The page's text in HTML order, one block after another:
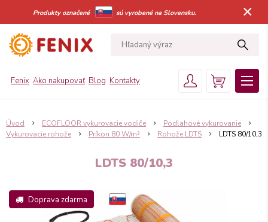
Produkty označené sú vyrobené na Slovensku. ×
Fenix Ako nakupovať Blog Kontakty
Úvod ECOFLOOR vykurovacie vodiče
Podlahové vykurovanie
Vykurovacie rohože
Príkon 80 W/m² Rohože LDTS LDTS 80/10,3
LDTS 80/10,3
Doprava zdarma